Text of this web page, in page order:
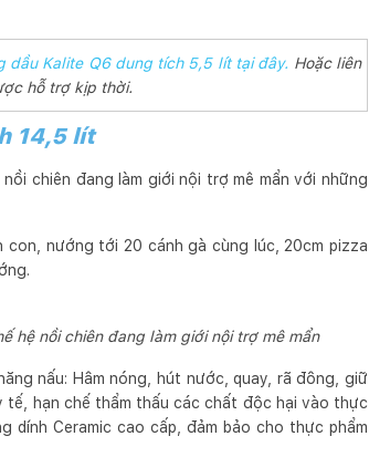
dầu Kalite Q6 dung tích 5,5 lít tại đây. Hoặc liên
hỗ trợ kịp thời.
14,5 lít
chiên đang làm giới nội trợ mê mẩn với những
nướng tới 20 cánh gà cùng lúc, 20cm pizza
hệ nồi chiên đang làm giới nội trợ mê mẩn
nấu: Hâm nóng, hút nước, quay, rã đông, giữ
tế, hạn chế thẩm thấu các chất độc hại vào thực
dính Ceramic cao cấp, đảm bảo cho thực phẩm